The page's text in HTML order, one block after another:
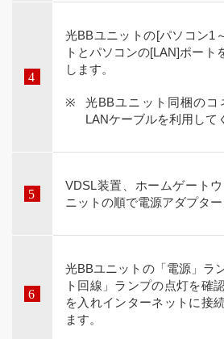
光BBユニットの[パソコン1
トとパソコンの[LAN]ポート
します。
光BBユニット同梱の
LANケーブルを利用して
VDSL装置、ホームゲート
ニットの順で電源アダプター
光BBユニットの「電源」ラ
ト回線」ランプの点灯を確
を入れインターネットに接
ます。